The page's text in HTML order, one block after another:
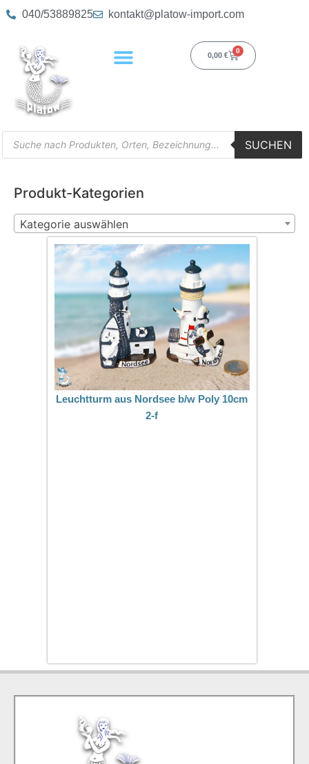
040/53889825 kontakt@platow-import.com
0,00 €
0
SUCHEN
Produkt-Kategorien
Kategorie auswählen
Leuchtturm aus Nordsee b/w Poly 10cm
2-f